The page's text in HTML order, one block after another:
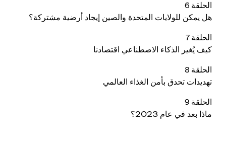
الحلقة 6
هل يمكن للولايات المتحدة والصين إيجاد أرضية مشتركة؟
الحلقة 7
كيف يُغير الذكاء الاصطناعي اقتصادنا
الحلقة 8
تهديدات تحدق بأمن الغذاء العالمي
الحلقة 9
ماذا بعد في عام 2023؟